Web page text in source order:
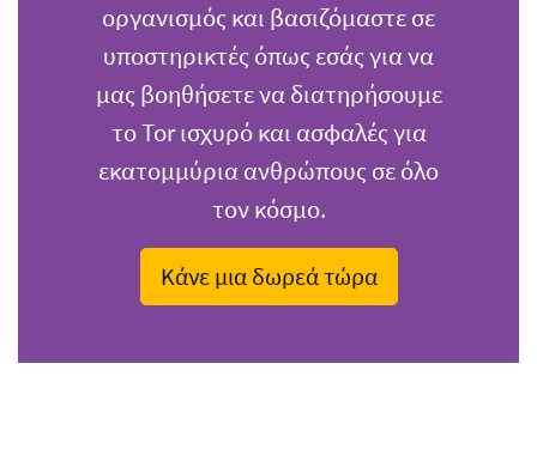
οργανισμός και βασιζόμαστε σε
υποστηρικτές όπως εσάς για να
μας βοηθήσετε να διατηρήσουμε
το Tor ισχυρό και ασφαλές για
εκατομμύρια ανθρώπους σε όλο
τον κόσμο.
Κάνε μια δωρεά τώρα